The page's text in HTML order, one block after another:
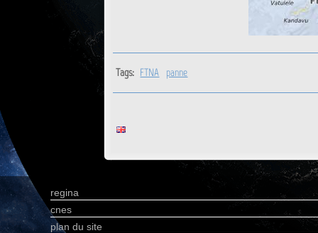
Tags: FTNA panne
regina
cnes
plan du site